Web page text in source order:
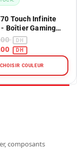
Touch Infinite
Boîtier Gaming
avec Écran 14.9"
5.500,00
composants